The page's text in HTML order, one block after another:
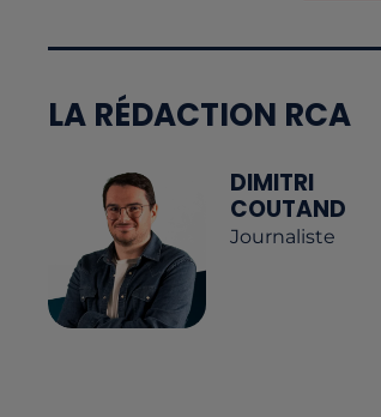
LA RÉDACTION RCA
DIMITRI
COUTAND
Journaliste